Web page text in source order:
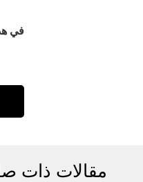
في
مقالات ذات